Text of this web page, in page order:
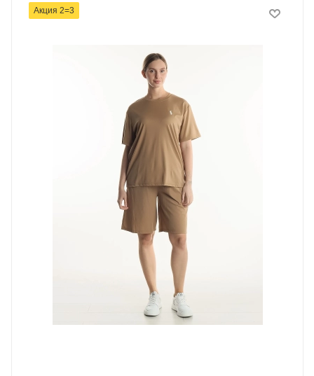
Акция 2=3